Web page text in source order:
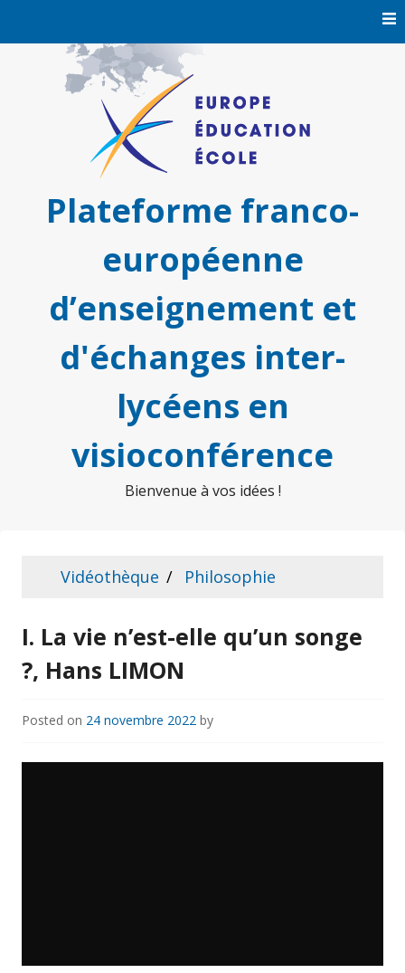
Plateforme franco-
européenne
d’enseignement et
d'échanges inter-
lycéens en
visioconférence
Bienvenue à vos idées !
Vidéothèque Philosophie
I. La vie n’est-elle qu’un songe
?, Hans LIMON
Posted on 24 novembre 2022 by